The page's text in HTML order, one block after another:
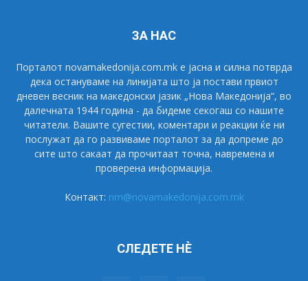
ЗА НАС
Порталот novamakedonija.com.mk е јасна и силна потврда
дека остануваме на линијата што ја постави првиот
дневен весник на македонски јазик „Нова Македонија“, во
далечната 1944 година - да бидеме секогаш со нашите
читатели. Вашите сугестии, коментари и реакции ќе ни
послужат да го развиваме порталот за да допреме до
сите што сакаат да прочитаат точна, навремена и
проверена информација.
Контакт: nm@novamakedonija.com.mk
СЛЕДЕТЕ НÈ